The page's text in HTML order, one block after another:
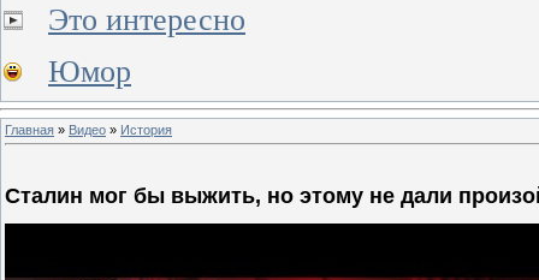
Это интересно
Юмор
Главная » Видео » История
Сталин мог бы выжить, но этому не дали